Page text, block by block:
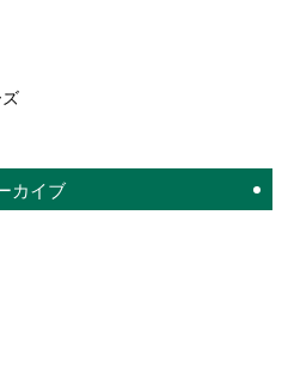
カイブ